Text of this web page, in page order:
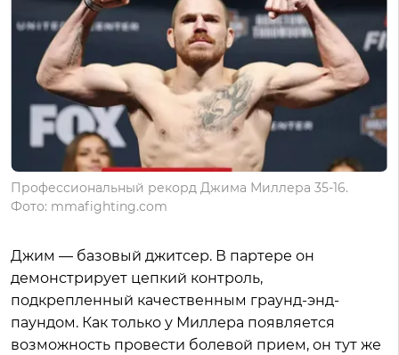
Профессиональный рекорд Джима Миллера 35-16.
Фото: mmafighting.com
Джим — базовый джитсер. В партере он
демонстрирует цепкий контроль,
подкрепленный качественным граунд-энд-
паундом. Как только у Миллера появляется
возможность провести болевой прием, он тут же